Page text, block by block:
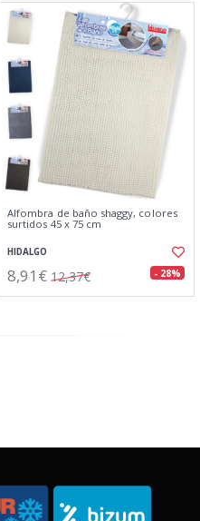
Alfombra de baño shaggy, colores
surtidos 45 x 75 cm
HIDALGO
8,91€ 12,37€ - 28%